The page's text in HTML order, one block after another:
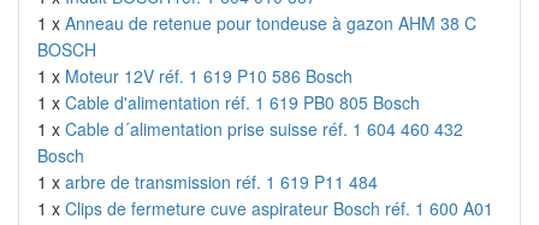
1 x Anneau de retenue pour tondeuse à gazon AHM 38 C
BOSCH
1 x Moteur 12V réf. 1 619 P10 586 Bosch
1 x Cable d'alimentation réf. 1 619 PB0 805 Bosch
1 x Cable d´alimentation prise suisse réf. 1 604 460 432
Bosch
1 x arbre de transmission réf. 1 619 P11 484
1 x Clips de fermeture cuve aspirateur Bosch réf. 1 600 A01